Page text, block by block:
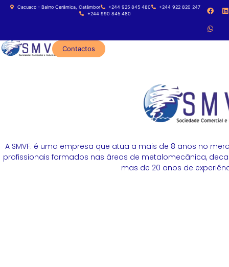
Cacuaco - Bairro Cerâmica, Catâmbor +244 925 845 480
+244 922 820 247
+244 990 845 480
Contactos
A SMVF: é uma empresa que atua a mais de 8 anos no
profissionais formados nas áreas de metalomecânica,
mas de 20 anos de